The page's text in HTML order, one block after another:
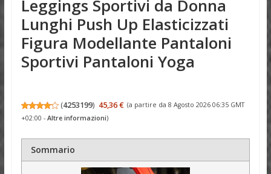
Leggings Sportivi da Donna
Lunghi Push Up Elasticizzati
Figura Modellante Pantaloni
Sportivi Pantaloni Yoga
(4253199) 45,36 € (a partire da 8 Agosto 2026 06:35 GMT
+02:00 - Altre informazioni)
Sommario